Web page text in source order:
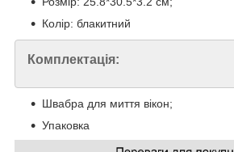
Колір: блакитний
Комплектація:
Швабра для миття вікон;
Упаковка